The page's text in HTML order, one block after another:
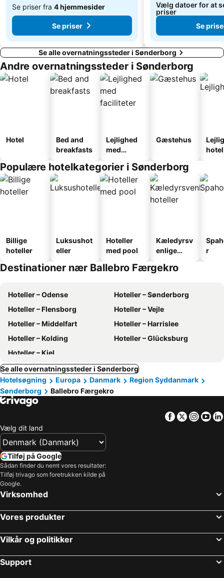
Se priser fra 4 hjemmesider
Af
1.195 kr. Se priser
Vælg datoer for at
priser
Se
Se alle overnatningssteder i Sønderborg
Andre overnatningssteder i Sønderborg
Hotel
Bed and
breakfasts
Lejlighed
med
Gæstehus
hotel
Populære hotelkategorier i Sønderborg
Billige
hoteller
Luksushot
eller
Hoteller
med pool
Kæledyrsv
enlige
r
Destinationer nær Ballebro Færgekro
Hoteller – Odense
Hoteller – Sønderborg
Hoteller – Flensborg
Hoteller – Vejle
Hoteller – Middelfart
Hoteller – Harrislee
Hoteller – Kolding
Hoteller – Glücksburg
Hoteller – Kiel
Se alle overnatningssteder i Sønderborg
Hotelsøgning
Europa Danmark
Region Syddanmark
Sønderborg
Ballebro Færgekro
Facebook
Twitter
Vælg dit land
Tilføj på Google
Sådan finder du nemt vores resultater:
Tilføj trivago som foretrukken kilde på
Google.
Virksomhed
Vores produkter
Vilkår og politikker
Support